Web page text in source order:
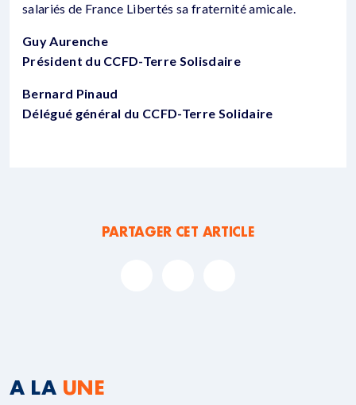
salariés de France Libertés sa fraternité amicale.
Guy Aurenche
Président du CCFD-Terre Solisdaire
Bernard Pinaud
Délégué général du CCFD-Terre Solidaire
PARTAGER CET ARTICLE
A LA UNE